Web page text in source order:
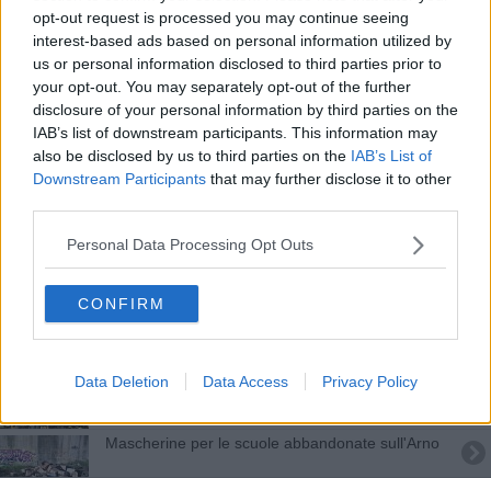
opt-out request is processed you may continue seeing
interest-based ads based on personal information utilized by
us or personal information disclosed to third parties prior to
your opt-out. You may separately opt-out of the further
disclosure of your personal information by third parties on the
IAB’s list of downstream participants. This information may
also be disclosed by us to third parties on the IAB’s List of
Downstream Participants that may further disclose it to other
Personal Data Processing Opt Outs
CONFIRM
Data Deletion Data Access Privacy Policy
Apre la nuova strada con 500 metri di galleria
Sorvegliato speciale in viaggio sull'A1 con la
patente falsa
Tir a fuoco perde il carico, code chilometriche
sull'A1
Pioggia gelata, A1 chiusa tra Arezzo e Chiusi
Ingorgo infernale sulla A1, in migliaia fermi sotto il
sole
Terza corsia A1, pronti via
Aurelia e le altre, le strade toscane con più
Rubano bagagli negli aeroporti poi via sull'A1
Mascherine per le scuole abbandonate sull'Arno